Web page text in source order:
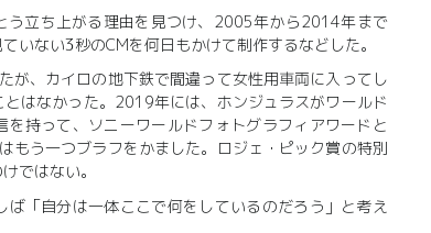
う立ち上がる理由を見つけ、2005年から2014年まで
いない3秒のCMを何日もかけて制作するなどした。
が、カイロの地下鉄で間違って女性用車両に入ってし
とはなかった。2019年には、ホンジュラスがワールド
を持って、ソニーワールドフォトグラフィアワードと
もう一つブラフをかました。ロジェ・ピック賞の特別
ではない。
ば「自分は一体ここで何をしているのだろう」と考え